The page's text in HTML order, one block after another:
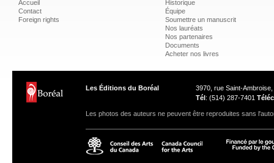
Accueil
Contact
Foreign rights
Historique
Équipe
Soumettre un manuscrit
Nos lauréats
Nos partenaires
Documents
Acheter nos livres
Les Éditions du Boréal
3970, rue Saint-
Tél: (514) 287-7401 Téléc
Les photos des auteurs ne peuvent être reproduites sans